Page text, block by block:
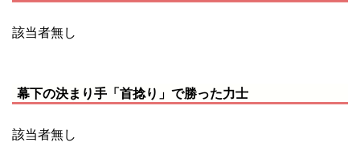
該当者無し
幕下の決まり手「首捻り」で勝った力士
該当者無し